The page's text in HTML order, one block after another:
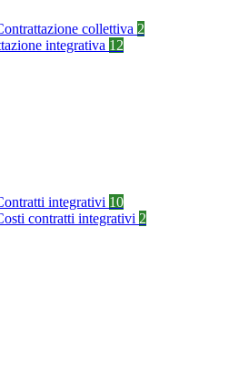
collettiva 2
integrativa 12
integrativi 10
contratti integrativi 2